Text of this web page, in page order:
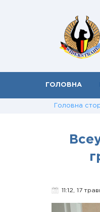
ГОЛОВНА
Головна
11:12, 17